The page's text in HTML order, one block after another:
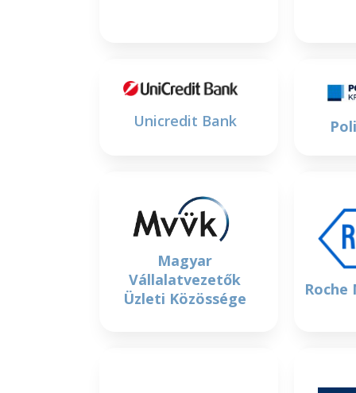
Unicredit Bank
Magyar
Vállalatvezetők
Üzleti Közössége
Roche